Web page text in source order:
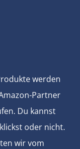
werden
Partner
Du kannst
oder nicht.
wir vom